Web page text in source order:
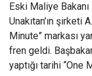
Eski Maliye Bakanı
Unakıtan'ın şirketi
Minute” markası
fren geldi.
yaptığı tarihi “One